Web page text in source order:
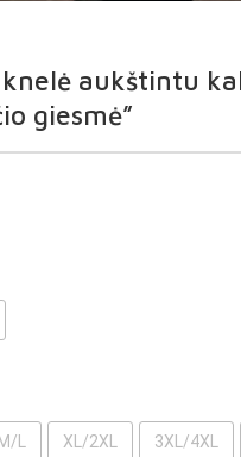
aukštintu
giesmė”
M/L XL/2XL 3XL/4XL